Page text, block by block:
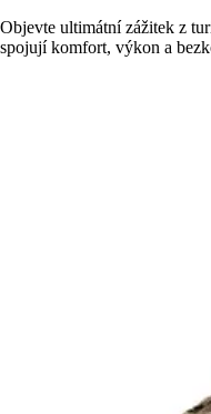
Objevte ultimátní zážitek z
spojují komfort, výkon a